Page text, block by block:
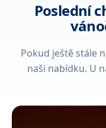
Poslední
Pokud ještě stále
naši nabídku. U